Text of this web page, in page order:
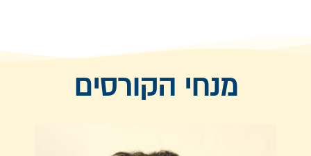
מנחי הקורסים